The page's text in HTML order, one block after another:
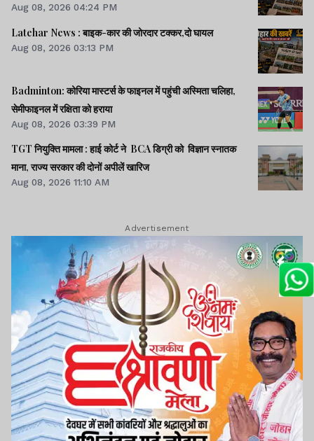
Aug 08, 2026 04:24 PM
Latehar News : बाइक-कार की जोरदार टक्‍कर,दो घायल
Aug 08, 2026 03:13 PM
Badminton: कोरिया मास्टर्स के फाइनल में पहुंची अस्मिता चलिहा,
सेमीफाइनल में रक्षिता को हराया
Aug 08, 2026 03:39 PM
TGT नियुक्ति मामला : हाई कोर्ट ने BCA डिग्री को विज्ञान स्नातक
माना, राज्य सरकार की दोनों अपीलें खारिज
Aug 08, 2026 11:10 AM
Advertisement